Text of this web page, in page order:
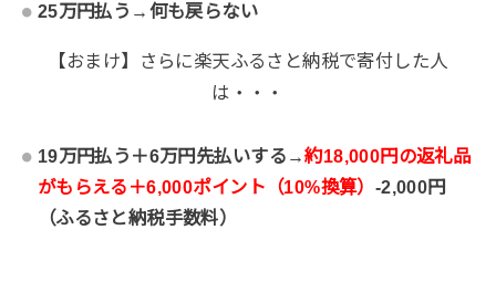
25万円払う→何も戻らない
【おまけ】さらに楽天ふるさと納税で寄付した人
は・・・
19万円払う＋6万円先払いする→約18,000円の返礼品
がもらえる＋6,000ポイント（10%換算） -2,000円
（ふるさと納税手数料）